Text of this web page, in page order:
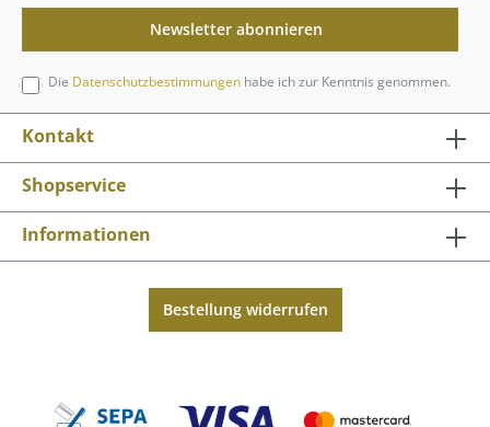
Newsletter abonnieren
Die Datenschutzbestimmungen habe ich zur Kenntnis genommen.
Kontakt
Shopservice
Informationen
Bestellung widerrufen